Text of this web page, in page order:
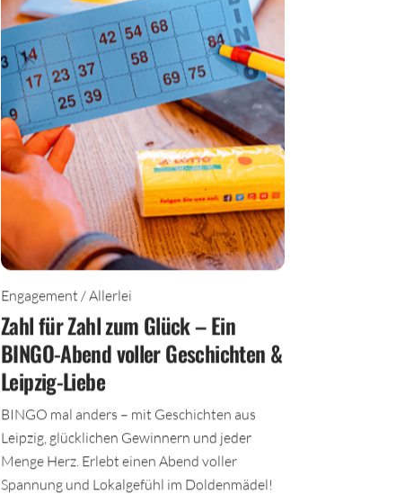
Engagement / Allerlei
Zahl für Zahl zum Glück – Ein
BINGO-Abend voller Geschichten &
Leipzig-Liebe
BINGO mal anders – mit Geschichten aus
Leipzig, glücklichen Gewinnern und jeder
Menge Herz. Erlebt einen Abend voller
Spannung und Lokalgefühl im Doldenmädel!